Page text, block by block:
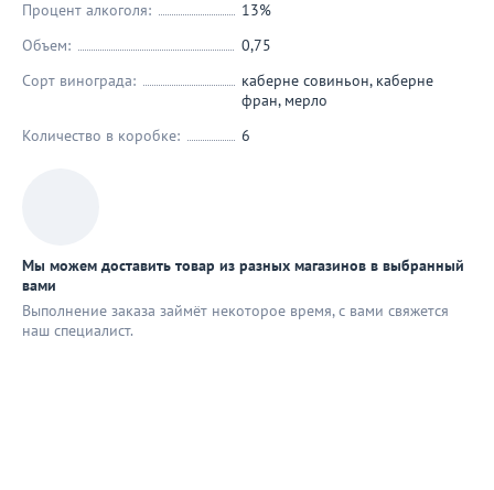
Процент алкоголя:
13%
Объем:
0,75
Сорт винограда:
каберне совиньон, каберне
фран, мерло
Количество в коробке:
6
Мы можем доставить товар из разных магазинов в выбранный
вами
Выполнение заказа займёт некоторое время, с вами свяжется
наш специaлист.